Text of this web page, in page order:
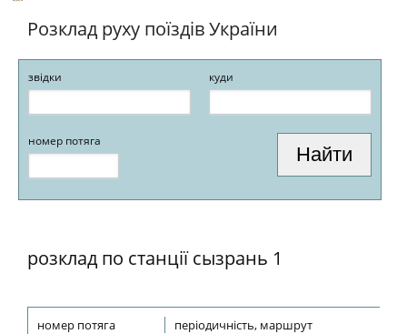
Розклад руху поїздів України
звідки куди
номер потяга
розклад по станції сызрань 1
номер потяга періодичність, маршрут